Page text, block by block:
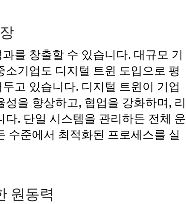
를 창출할 수 있습니다. 대규모 기
기업도 디지털 트윈 도입으로 평
고 있습니다. 디지털 트윈이 기업
을 향상하고, 협업을 강화하며, 리
. 단일 시스템을 관리하든 전체 운
수준에서 최적화된 프로세스를 실
원동력